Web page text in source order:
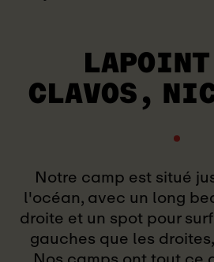
CLAVOS,
Notre camp est situé
l'océan, avec un long
droite et un spot pour
gauches que les